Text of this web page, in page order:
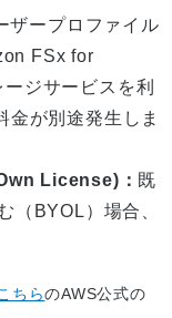
ザープロファイル
FSx for
ジサービスを利
金が別途発生しま
License)： 既
（BYOL）場合、
ちらのAWS公式の